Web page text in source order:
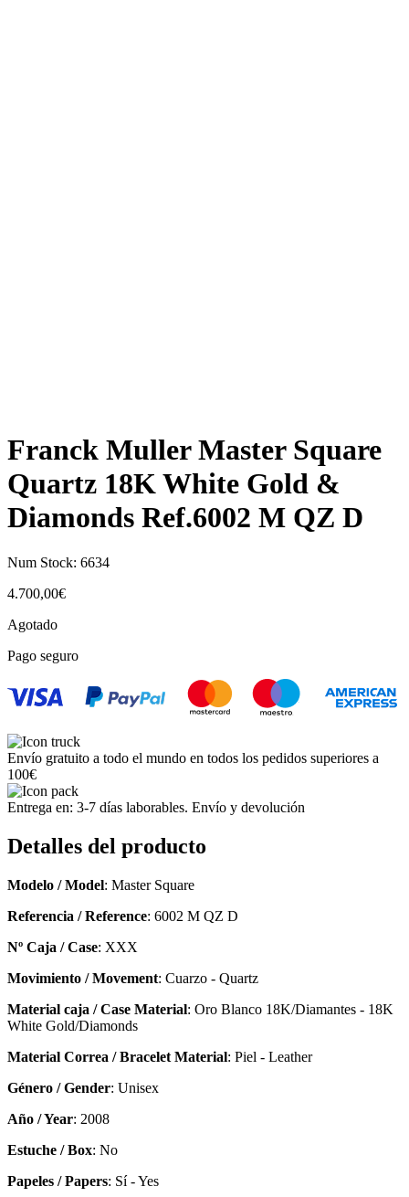
Franck Muller Master Square
Quartz 18K White Gold &
Diamonds Ref.6002 M QZ D
Num Stock: 6634
4.700,00€
Agotado
Pago seguro
Envío gratuito a todo el mundo en todos los pedidos superiores a
100€
Entrega en: 3-7 días laborables. Envío y devolución
Detalles del producto
Modelo / Model: Master Square
Referencia / Reference: 6002 M QZ D
Nº Caja / Case: XXX
Movimiento / Movement: Cuarzo - Quartz
Material caja / Case Material: Oro Blanco 18K/Diamantes - 18K
White Gold/Diamonds
Material Correa / Bracelet Material: Piel - Leather
Género / Gender: Unisex
Año / Year: 2008
Estuche / Box: No
Papeles / Papers: Sí - Yes